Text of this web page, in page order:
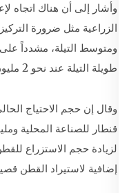
وأشار إلى أن هناك اتجاه
الزراعية مثل ضرورة
ومتوسط التيلة، مشدداً
طويلة التيلة عند نحو 2 مليون قنطار فقط.
وقال إن حجم الاحتياج
قنطار للصناعة المحلية
لزيادة حجم الاستزراع
إضافية لاستيراد القطن